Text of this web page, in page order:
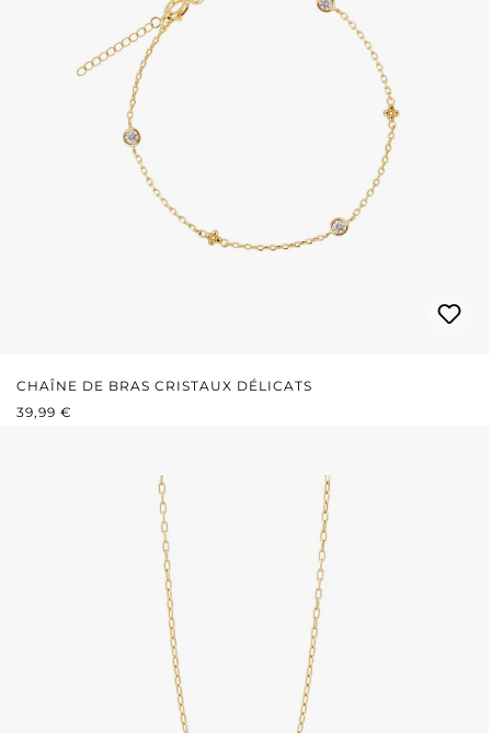
CHAÎNE DE BRAS CRISTAUX DÉLICATS
PRIX RÉGULIER :
39,99 €